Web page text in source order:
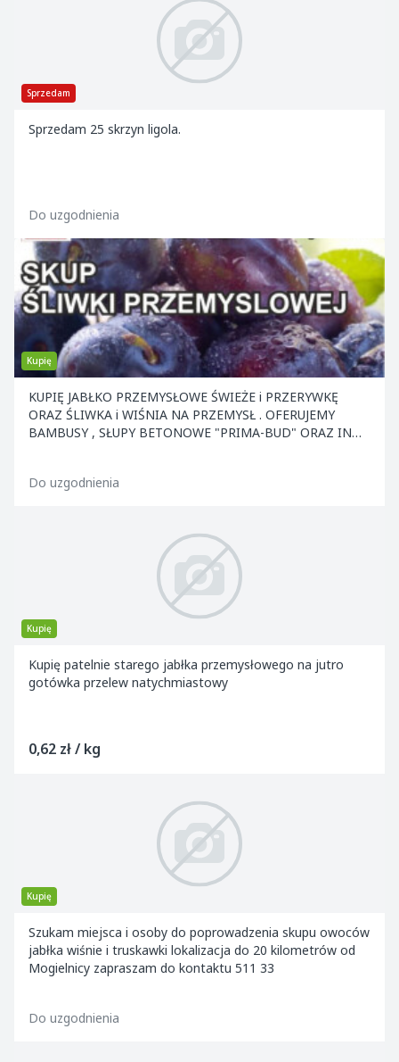
Sprzedam
Sprzedam 25 skrzyn ligola.
Do uzgodnienia
Kupię
KUPIĘ JABŁKO PRZEMYSŁOWE ŚWIEŻE i PRZERYWKĘ
ORAZ ŚLIWKA i WIŚNIA NA PRZEMYSŁ . OFERUJEMY
BAMBUSY , SŁUPY BETONOWE "PRIMA-BUD" ORAZ INNE
Do uzgodnienia
Kupię
Kupię patelnie starego jabłka przemysłowego na jutro
gotówka przelew natychmiastowy
0,62 zł / kg
Kupię
Szukam miejsca i osoby do poprowadzenia skupu owoców
jabłka wiśnie i truskawki lokalizacja do 20 kilometrów od
Mogielnicy zapraszam do kontaktu 511 33
Do uzgodnienia